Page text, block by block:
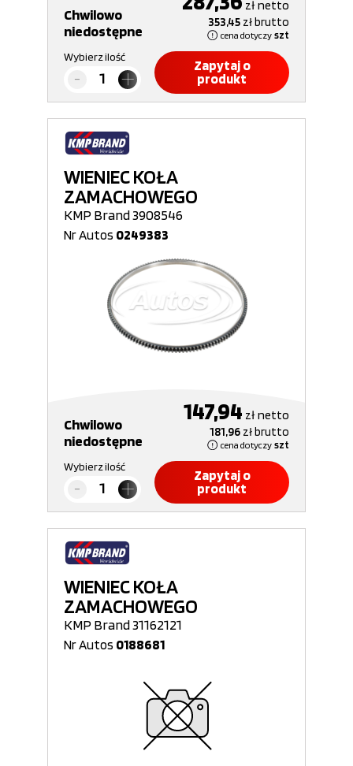
Chwilowo
niedostępne
złnetto
353,45 złbrutto
cena dotyczy szt
Wybierz ilość
Zapytaj o
produkt
WIENIEC KOŁA
ZAMACHOWEGO
KMP Brand 3908546
Nr Autos 0249383
Chwilowo
niedostępne
147,94 złnetto
181,96 złbrutto
cena dotyczy szt
Wybierz ilość
Zapytaj o
produkt
WIENIEC KOŁA
ZAMACHOWEGO
KMP Brand 31162121
Nr Autos 0188681